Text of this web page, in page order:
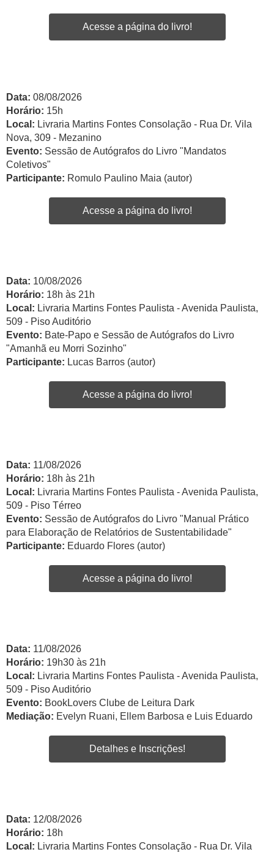
Acesse a página do livro!
Data: 08/08/2026
Horário: 15h
Local: Livraria Martins Fontes Consolação - Rua Dr. Vila
Nova, 309 - Mezanino
Evento: Sessão de Autógrafos do Livro "Mandatos
Coletivos"
Participante: Romulo Paulino Maia (autor)
Acesse a página do livro!
Data: 10/08/2026
Horário: 18h às 21h
Local: Livraria Martins Fontes Paulista - Avenida Paulista,
509 - Piso Auditório
Evento: Bate-Papo e Sessão de Autógrafos do Livro
"Amanhã eu Morri Sozinho"
Participante: Lucas Barros (autor)
Acesse a página do livro!
Data: 11/08/2026
Horário: 18h às 21h
Local: Livraria Martins Fontes Paulista - Avenida Paulista,
509 - Piso Térreo
Evento: Sessão de Autógrafos do Livro "Manual Prático
para Elaboração de Relatórios de Sustentabilidade"
Participante: Eduardo Flores (autor)
Acesse a página do livro!
Data: 11/08/2026
Horário: 19h30 às 21h
Local: Livraria Martins Fontes Paulista - Avenida Paulista,
509 - Piso Auditório
Evento: BookLovers Clube de Leitura Dark
Mediação: Evelyn Ruani, Ellem Barbosa e Luis Eduardo
Detalhes e Inscrições!
Data: 12/08/2026
Horário: 18h
Local: Livraria Martins Fontes Consolação - Rua Dr. Vila